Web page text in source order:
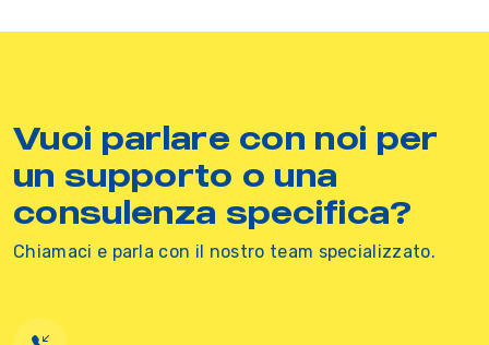
Vuoi parlare con noi per
un supporto o una
consulenza specifica?
Chiamaci e parla con il nostro team specializzato.